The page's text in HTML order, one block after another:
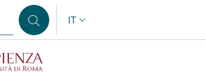
SELETTORE LINGUA:
IT